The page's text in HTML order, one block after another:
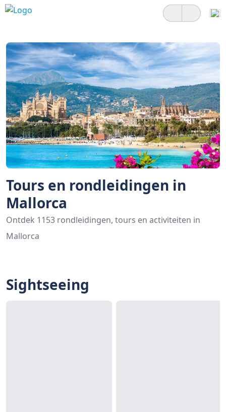
Tours en rondleidingen in
Mallorca
Ontdek 1153 rondleidingen, tours en activiteiten in
Mallorca
Sightseeing